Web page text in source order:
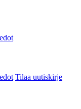
Tilaa uutiskirje